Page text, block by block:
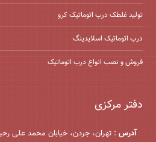
تولید غلطک درب اتوماتیک کرو
درب اتوماتیک اسلایدینگ
فروش و نصب انواع درب اتوماتیک
دفتر مرکزی
آدرس : تهران، جردن، خیابان محمد علی رحیمی،